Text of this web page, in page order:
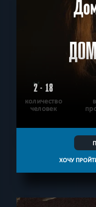
2 - 18
количество
человек
ХОЧУ